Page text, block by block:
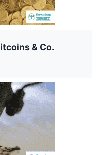
& Co.